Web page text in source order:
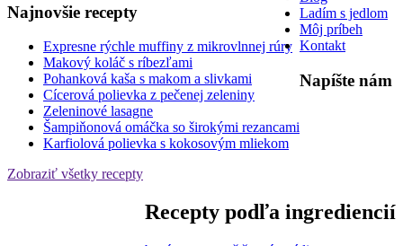
Najnovšie recepty
Expresne rýchle muffiny z mikrovlnnej rúry
Makový koláč s ríbezľami
Pohanková kaša s makom a slivkami
Cícerová polievka z pečenej zeleniny
Zeleninové lasagne
Šampiňonová omáčka so širokými rezancami
Karfiolová polievka s kokosovým mliekom
Zobraziť všetky recepty
Recepty podľa ingrediencií
Ladím s jedlom
Môj príbeh
Kontakt
Napíšte nám